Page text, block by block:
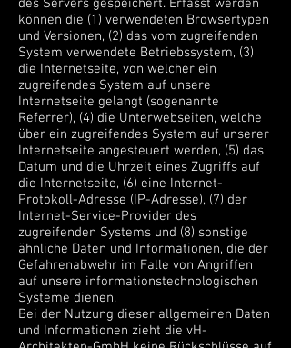
des Servers gespeichert. Erfasst werden
können die (1) verwendeten Browsertypen
und Versionen, (2) das vom zugreifenden
System verwendete Betriebssystem, (3)
die Internetseite, von welcher ein
zugreifendes System auf unsere
Internetseite gelangt (sogenannte
Referrer), (4) die Unterwebseiten, welche
über ein zugreifendes System auf unserer
Internetseite angesteuert werden, (5) das
Datum und die Uhrzeit eines Zugriffs auf
die Internetseite, (6) eine Internet-
Protokoll-Adresse (IP-Adresse), (7) der
Internet-Service-Provider des
zugreifenden Systems und (8) sonstige
ähnliche Daten und Informationen, die der
Gefahrenabwehr im Falle von Angriffen
auf unsere informationstechnologischen
Systeme dienen.
Bei der Nutzung dieser allgemeinen Daten
und Informationen zieht die vH-